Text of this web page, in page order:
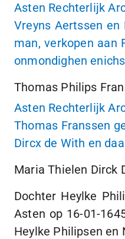
Asten Rechterlijk
Vreyns Aertssen
man, verkopen aan
onmondighen
Thomas Philips
Asten Rechterlijk
Thomas Franssen
Dircx de With en
Maria Thielen Dirck
Dochter Heylke
Asten op 16-01-
Heylke Philipsen en